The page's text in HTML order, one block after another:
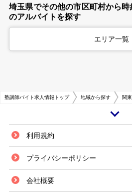
埼玉県でその他の市区町村から
のアルバイトを探す
エリア一覧
塾講師バイト求人情報トップ 地域から探す 関東
熊谷市は埼玉県の北部に位置し、北部地区の
も知名度が高く、国道17号、125号、140号
車での交通が発達しています。JR東日本で
新宿まで直通で行ける湘南新宿ラインが運
アクセスも良好です。羽生市から秩父市にわ
利用規約
プライバシーポリシー
会社概要